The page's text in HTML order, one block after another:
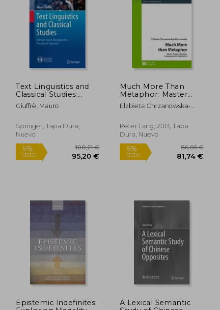
dcto. 56,05 € dcto.
Text Linguistics and
Classical Studies:
Dressler and de
Beaugrande's
(en Inglés)
Giuffrè, Mauro
Springer, Tapa Dura,
Nuevo
Much More Than
Metaphor: Master
Tropes of Artistic
Language and
(Interfaces) (en
Inglés)
Elzbieta Chrzanowska-
Peter Lang, 2013, Tapa
Dura, Nuevo
Epistemic Indefinites:
A Lexical Semantic